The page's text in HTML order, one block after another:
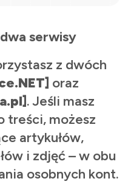
serwisy
z dwóch
oraz
. Jeśli masz
treści, możesz
artykułów,
i zdjęć – w obu
osobnych kont.